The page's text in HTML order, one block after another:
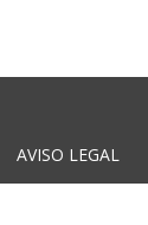
AVISO LEGAL